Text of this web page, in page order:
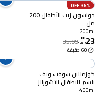
36% OFF
جونسون زيت الأطفال 200
مل
200ml
23
.
08
SAR
35.99
60 دقيقة
كوزمالين سوفت ويف
بلسم للاطفال ناتشورالز